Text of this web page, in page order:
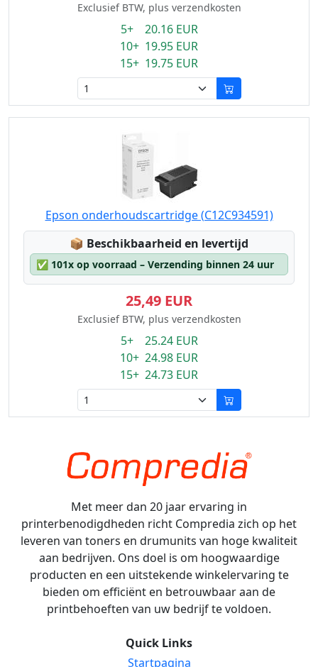
Exclusief BTW, plus verzendkosten
5+ 20.16 EUR
10+ 19.95 EUR
15+ 19.75 EUR
Epson onderhoudscartridge (C12C934591)
📦 Lagerstatus:
Beschikbaarheid en levertijd
✅ 101x op voorraad – Verzending binnen 24 uur
25,49 EUR
Exclusief BTW, plus verzendkosten
5+ 25.24 EUR
10+ 24.98 EUR
15+ 24.73 EUR
Met meer dan 20 jaar ervaring in
printerbenodigdheden richt Compredia zich op het
leveren van toners en drumunits van hoge kwaliteit
aan bedrijven. Ons doel is om hoogwaardige
producten en een uitstekende winkelervaring te
bieden om efficiënt en betrouwbaar aan de
printbehoeften van uw bedrijf te voldoen.
Quick Links
Startpagina